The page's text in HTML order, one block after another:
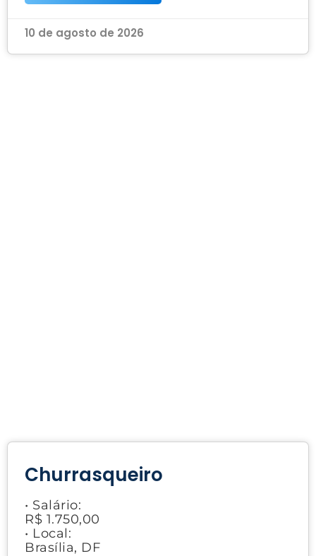
10 de agosto de 2026
Churrasqueiro
• Salário:
R$ 1.750,00
• Local:
Brasília, DF